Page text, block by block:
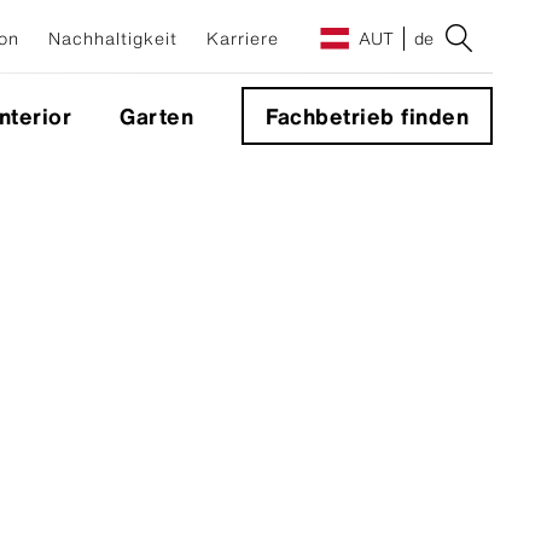
Nachhaltigkeit Karriere AUT de
Garten Fachbetrieb finden